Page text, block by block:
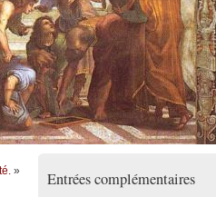
» Entrées complémentaires